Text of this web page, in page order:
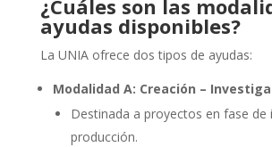
¿Cuáles son las
ayudas disponibles?
La UNIA ofrece dos tipos de ayudas:
Modalidad A: Creación –
Destinada a proyectos en fase de
producción.